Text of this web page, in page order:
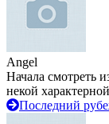
Angel
Начала смотреть
некой характерной
Последний